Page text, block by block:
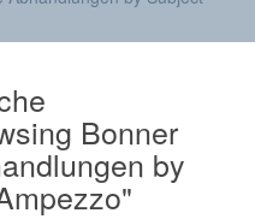
Bonner
by